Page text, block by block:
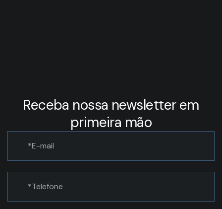
Receba nossa newsletter em
primeira mão